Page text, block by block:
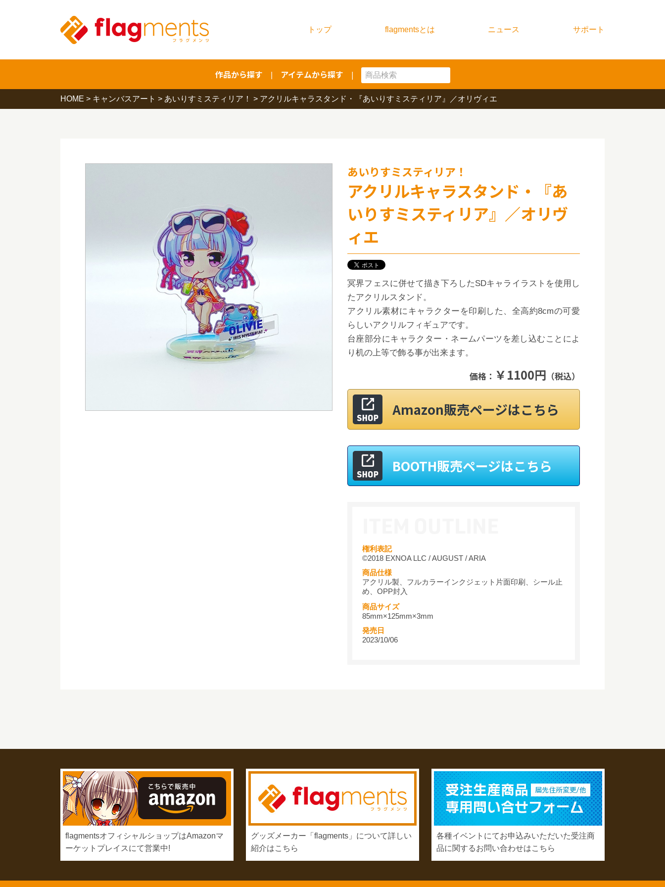
トップ flagmentsとは ニュース サポート
作品から探す アイテムから探す
HOME > キャンバスアート > あいりすミスティリア！ > アクリルキャラスタンド・『あいりすミスティリア』／オリヴィエ
あいりすミスティリア！
アクリルキャラスタンド・『あ
いりすミスティリア』／オリヴ
ィエ
冥界フェスに併せて描き下ろしたSDキャライラストを使用し
たアクリルスタンド。
アクリル素材にキャラクターを印刷した、全高約8cmの可愛
らしいアクリルフィギュアです。
台座部分にキャラクター・ネームパーツを差し込むことによ
り机の上等で飾る事が出来ます。
価格： ￥1100円 （税込）
Amazon販売ページはこちら
BOOTH販売ページはこちら
権利表記
©2018 EXNOA LLC / AUGUST / ARIA
商品仕様
アクリル製、フルカラーインクジェット片面印刷、シール止
め、OPP封入
商品サイズ
85mm×125mm×3mm
発売日
2023/10/06
flagmentsオフィシャルショップはAmazonマ
ーケットプレイスにて営業中!
グッズメーカー「flagments」について詳しい
紹介はこちら
各種イベントにてお申込みいただいた受注商
品に関するお問い合わせはこちら